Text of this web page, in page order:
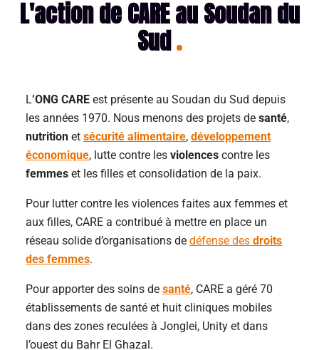
L'action de CARE au Soudan du
Sud​
L’ONG CARE est présente au Soudan du Sud depuis
les années 1970. Nous menons des projets de santé,
nutrition et sécurité alimentaire, développement
économique, lutte contre les violences contre les
femmes et les filles et consolidation de la paix.
Pour lutter contre les violences faites aux femmes et
aux filles, CARE a contribué à mettre en place un
réseau solide d’organisations de défense des droits
des femmes.
Pour apporter des soins de santé, CARE a géré 70
établissements de santé et huit cliniques mobiles
dans des zones reculées à Jonglei, Unity et dans
l’ouest du Bahr El Ghazal.